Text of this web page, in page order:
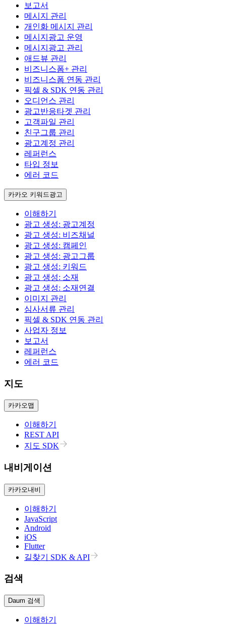
보고서
메시지 관리
개인화 메시지 관리
메시지광고 운영
메시지광고 관리
애드뷰 관리
비즈니스폼+ 관리
비즈니스폼 연동 관리
픽셀 & SDK 연동 관리
오디언스 관리
광고반응타겟 관리
고객파일 관리
친구그룹 관리
광고계정 관리
레퍼런스
타입 정보
에러 코드
카카오 키워드광고
이해하기
광고 생성: 광고계정
광고 생성: 비즈채널
광고 생성: 캠페인
광고 생성: 광고그룹
광고 생성: 키워드
광고 생성: 소재
광고 생성: 소재연결
이미지 관리
심사서류 관리
픽셀 & SDK 연동 관리
사업자 정보
보고서
레퍼런스
에러 코드
지도
카카오맵
이해하기
REST API
지도 SDK
내비게이션
카카오내비
이해하기
JavaScript
Android
iOS
Flutter
길찾기 SDK & API
검색
Daum 검색
이해하기